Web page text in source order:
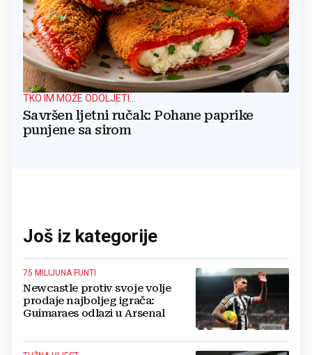
TKO IM MOŽE ODOLJETI...
Savršen ljetni ručak: Pohane paprike
punjene sa sirom
Još iz kategorije
75 MILIJUNA FUNTI
Newcastle protiv svoje volje
prodaje najboljeg igrača:
Guimaraes odlazi u Arsenal